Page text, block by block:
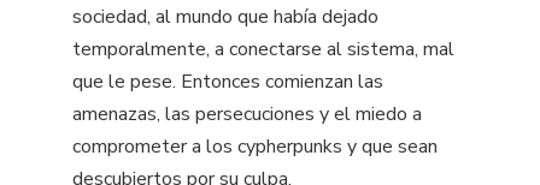
sociedad, al mundo que había dejado
temporalmente, a conectarse al sistema, mal
que le pese. Entonces comienzan las
amenazas, las persecuciones y el miedo a
comprometer a los cypherpunks y que sean
descubiertos por su culpa.